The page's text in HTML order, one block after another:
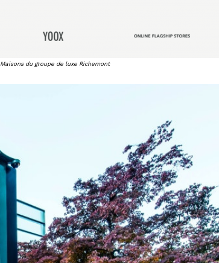
Maisons du groupe de luxe Richemont